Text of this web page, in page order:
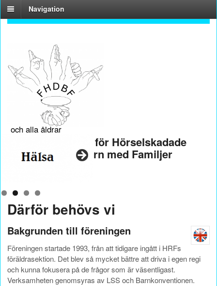
Navigation
Riksföreningen för Hörselskadade
och Döva Barn med Familjer
En förening för
hela familjen
och alla åldrar
Därför behövs vi
Bakgrunden till föreningen
Föreningen startade 1993, från att tidigare ingått i HRFs
föräldrasektion. Det blev så mycket bättre att driva i egen regi
ochkunna fokusera på de frågor som är väsentligast.
Verksamheten genomsyras av LSS och Barnkonventionen.